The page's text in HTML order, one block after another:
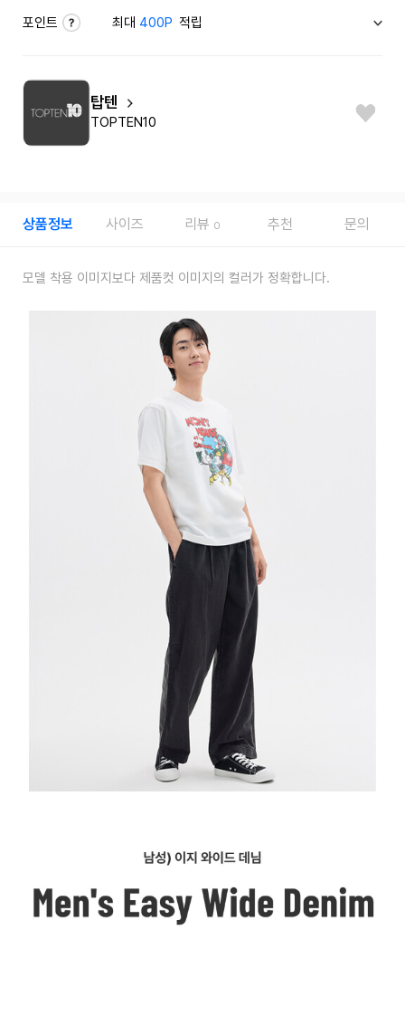
포인트 최대 400P 적립
탑텐
TOPTEN10
상품정보 사이즈 리뷰 0 추천 문의
모델 착용 이미지보다 제품컷 이미지의 컬러가 정확합니다.